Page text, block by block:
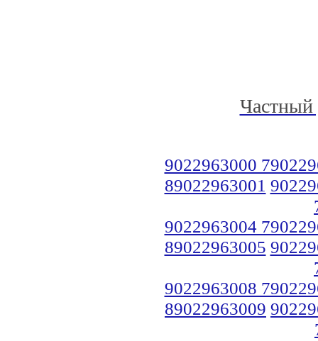
Частный
9022963000
89022963001
9022963004
89022963005
9022963008
89022963009